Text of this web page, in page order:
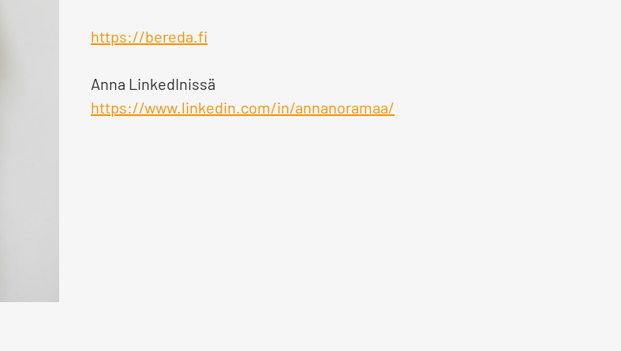
https://bereda.fi
Anna LinkedInissä
https://www.linkedin.com/in/annanoramaa/